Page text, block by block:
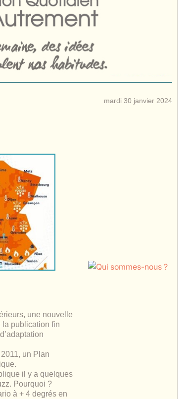
mardi 30 janvier 2024
une nouvelle
la publication fin
un Plan
il y a quelques
Pourquoi ?
à + 4 degrés en